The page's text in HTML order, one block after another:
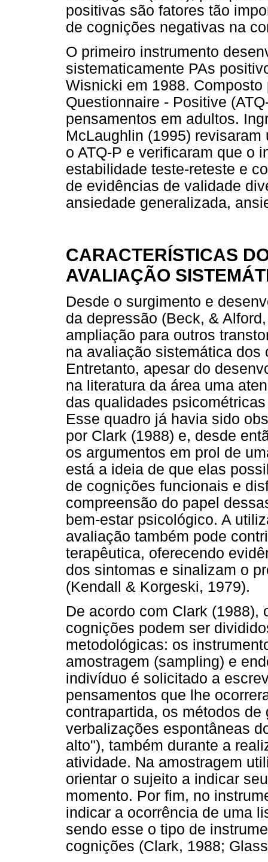
positivas são fatores tão
de cognições negativas na
O primeiro instrumento
sistematicamente PAs
Wisnicki em 1988.
Questionnaire - Positive
pensamentos em adultos.
McLaughlin (1995)
o ATQ-P e verificaram que o
estabilidade teste-reteste e
de evidências de validade
ansiedade generalizada,
CARACTERÍSTICAS
AVALIAÇÃO
Desde o surgimento e
da depressão (Beck, &
ampliação para outros
na avaliação sistemática
Entretanto, apesar do
na literatura da área uma
das qualidades
Esse quadro já havia sido
por Clark (1988) e, desde
os argumentos em prol de
está a ideia de que elas
de cognições funcionais e
compreensão do papel
bem-estar psicológico. A
avaliação também pode
terapêutica, oferecendo
dos sintomas e sinalizam o
(Kendall & Korgeski, 1979).
De acordo com Clark
cognições podem ser
metodológicas: os
amostragem (sampling) e
indivíduo é solicitado a
pensamentos que lhe
contrapartida, os métodos
verbalizações espontâneas
alto"), também durante a
atividade. Na amostragem
orientar o sujeito a indicar
momento. Por fim, no
indicar a ocorrência de uma
sendo esse o tipo de
cognições (Clark, 1988;